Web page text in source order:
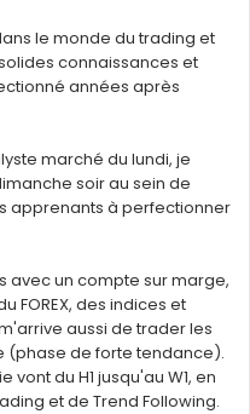
le monde du trading et
connaissances et
années après
marché du lundi, je
soir au sein de
apprenants à perfectionner
avec un compte sur marge,
FOREX, des indices et
aussi de trader les
(phase de forte tendance).
du H1 jusqu'au W1, en
et de Trend Following.